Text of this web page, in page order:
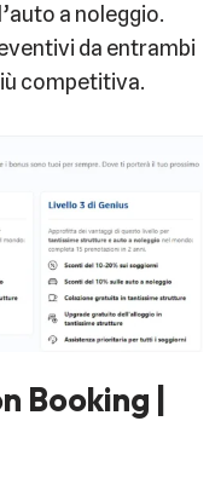
a noleggio.
da entrambi
competitiva.
Booking |